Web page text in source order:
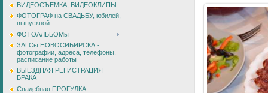
ВИДЕОСЪЕМКА, ВИДЕОКЛИПЫ
ФОТОГРАФ на СВАДЬБУ, юбилей,
выпускной
ФОТОАЛЬБОМы
ЗАГСы НОВОСИБИРСКА -
фотографии, адреса, телефоны,
расписание работы
ВЫЕЗДНАЯ РЕГИСТРАЦИЯ
БРАКА
Свадебная ПРОГУЛКА